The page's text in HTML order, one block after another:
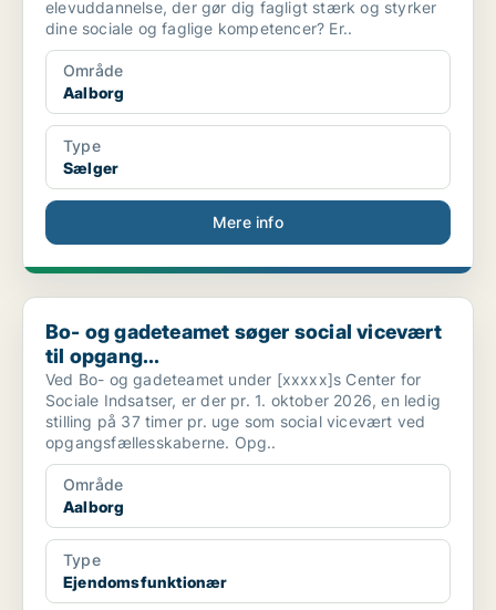
elevuddannelse, der gør dig fagligt stærk og styrker
dine sociale og faglige kompetencer? Er..
Område
Aalborg
Type
Sælger
Mere info
Bo- og gadeteamet søger social vicevært til opgang...
Bo- og gadeteamet søger social vicevært
til opgang...
Ved Bo- og gadeteamet under [xxxxx]s Center for
Sociale Indsatser, er der pr. 1. oktober 2026, en ledig
stilling på 37 timer pr. uge som social vicevært ved
opgangsfællesskaberne. Opg..
Område
Aalborg
Type
Ejendomsfunktionær